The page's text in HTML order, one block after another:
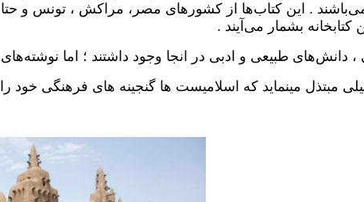
بشمار می‌آیند .
طبیعی و ادبی در انجا وجود داشتند ؛ اما نوشته‌های
مبتذل مینماید که اسلامیست ها گنجینه های فرهنگی خود